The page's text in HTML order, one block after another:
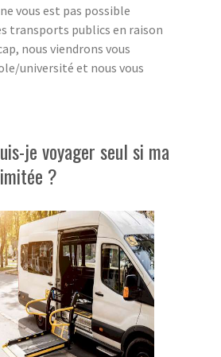
vous est pas possible
transports publics en raison
nous viendrons vous
université et nous vous
je voyager seul si ma
?